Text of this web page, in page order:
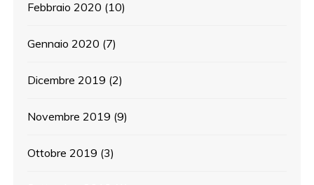
Febbraio 2020 (10)
Gennaio 2020 (7)
Dicembre 2019 (2)
Novembre 2019 (9)
Ottobre 2019 (3)